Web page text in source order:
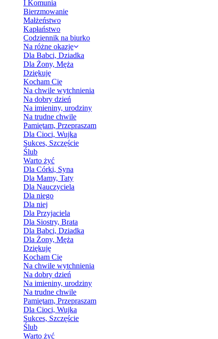
I Komunia
Bierzmowanie
Małżeństwo
Kapłaństwo
Codziennik na biurko
Na różne okazje
Dla Babci, Dziadka
Dla Żony, Męża
Dziękuję
Kocham Cię
Na chwile wytchnienia
Na dobry dzień
Na imieniny, urodziny
Na trudne chwile
Pamiętam, Przepraszam
Dla Cioci, Wujka
Sukces, Szczęście
Ślub
Warto żyć
Dla Córki, Syna
Dla Mamy, Taty
Dla Nauczyciela
Dla niego
Dla niej
Dla Przyjaciela
Dla Siostry, Brata
Dla Babci, Dziadka
Dla Żony, Męża
Dziękuję
Kocham Cię
Na chwile wytchnienia
Na dobry dzień
Na imieniny, urodziny
Na trudne chwile
Pamiętam, Przepraszam
Dla Cioci, Wujka
Sukces, Szczęście
Ślub
Warto żyć